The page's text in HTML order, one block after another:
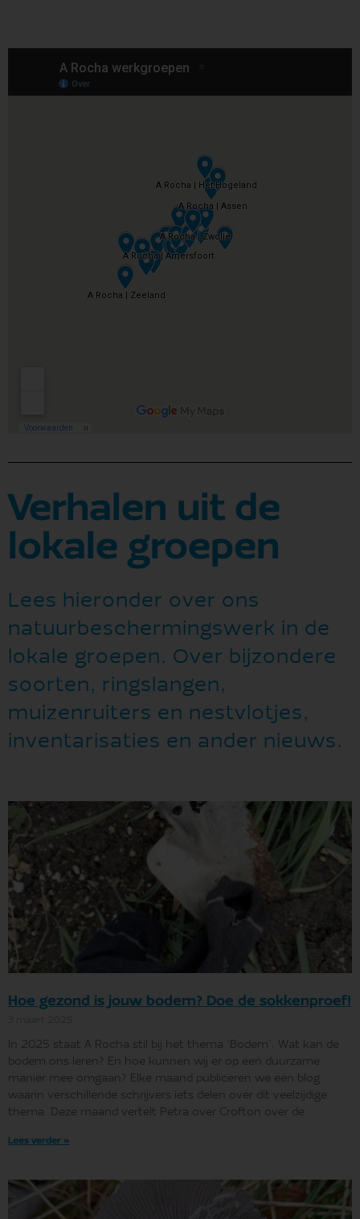
Verhalen uit de
lokale groepen
Lees hieronder over ons
natuurbeschermingswerk in de
lokale groepen. Over bijzondere
soorten, ringslangen,
muizenruiters en nestvlotjes,
inventarisaties en ander nieuws.
Hoe gezond is jouw bodem? Doe de sokkenproef!
In 2025 staat A Rocha stil bij het thema ‘Bodem’. Wat kan de
bodem ons leren? En hoe kunnen wij er op een duurzame
manier mee omgaan? Elke maand publiceren we een blog
waarin verschillende schrijvers iets delen over dit veelzijdige
thema. Deze maand vertelt Petra over Crofton over de
Lees verder »